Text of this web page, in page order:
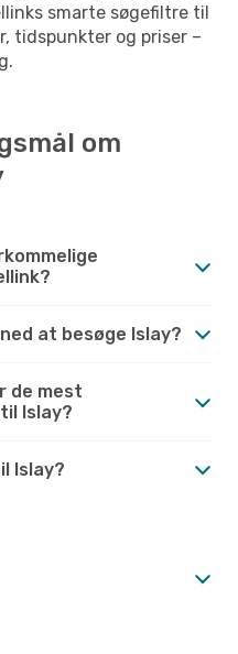
smarte søgefiltre til
tidspunkter og priser –
om
at besøge Islay?
de mest
Islay?
Islay?